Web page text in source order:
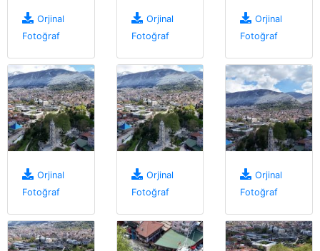
Orjinal
Fotoğraf
Orjinal
Fotoğraf
Orjinal
Fotoğraf
Orjinal
Fotoğraf
Orjinal
Fotoğraf
Orjinal
Fotoğraf